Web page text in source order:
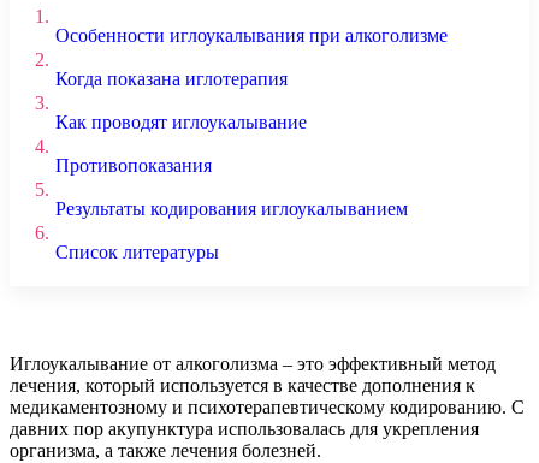
1.
Особенности иглоукалывания при алкоголизме
2.
Когда показана иглотерапия
3.
Как проводят иглоукалывание
4.
Противопоказания
5.
Результаты кодирования иглоукалыванием
6.
Список литературы
Иглоукалывание от алкоголизма – это эффективный метод
лечения, который используется в качестве дополнения к
медикаментозному и психотерапевтическому кодированию. С
давних пор акупунктура использовалась для укрепления
организма, а также лечения болезней.